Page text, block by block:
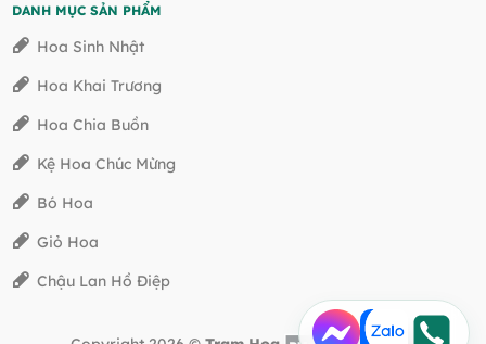
DANH MỤC SẢN PHẨM
Hoa Sinh Nhật
Hoa Khai Trương
Hoa Chia Buồn
Kệ Hoa Chúc Mừng
Bó Hoa
Giỏ Hoa
Chậu Lan Hồ Điệp